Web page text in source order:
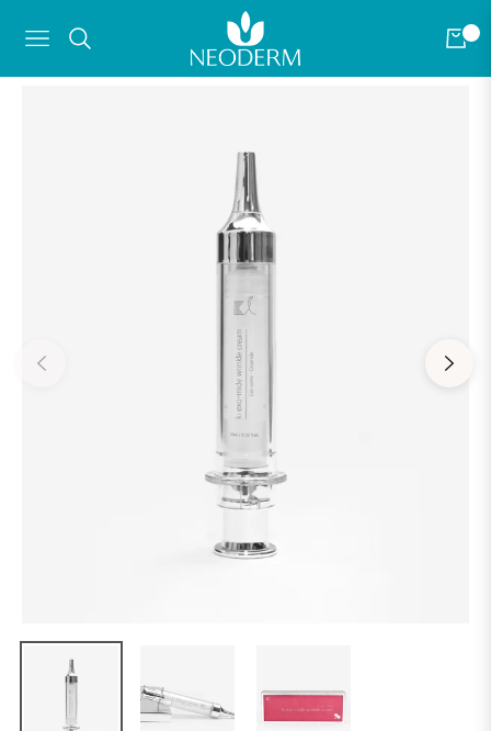
Navigation